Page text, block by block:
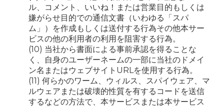
ル、コメント、いいね！または営業目的もしくは
嫌がらせ目的での通信文書（いわゆる「スパ
ム」）を作成もしくは送付する行為その他本サー
ビスの他の利用者の利用を阻害する行為。
(10) 当社から書面による事前承認を得ることな
く、自身のユーザーネームの一部に当社のドメイ
ン名またはウェブサイトURLを使用する行為。
(11) 何らかのワーム、ウィルス、スパイウェア、マ
ルウェアまたは破壊的性質を有するコードを送信
するなどの方法で、本サービスまたは本サービス